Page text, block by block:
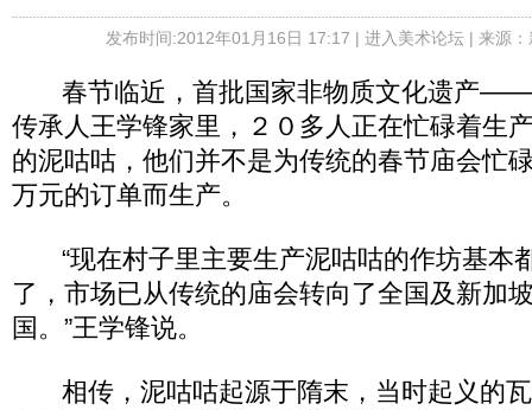
发布时间:2012年01月16日 17:17 | 进入美术论坛| 来源
春节临近，首批国家非物质文化遗产——
传承人王学锋家里，２０多人正在忙碌着生
的泥咕咕，他们并不是为传统的春节庙会忙
万元的订单而生产。
“现在村子里主要生产泥咕咕的作坊基本
了，市场已从传统的庙会转向了全国及新加
国。”王学锋说。
相传，泥咕咕起源于隋末，当时起义的瓦